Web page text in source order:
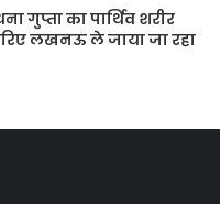
गुप्ता का पार्थिव शरीर
लखनऊ ले जाया जा रहा